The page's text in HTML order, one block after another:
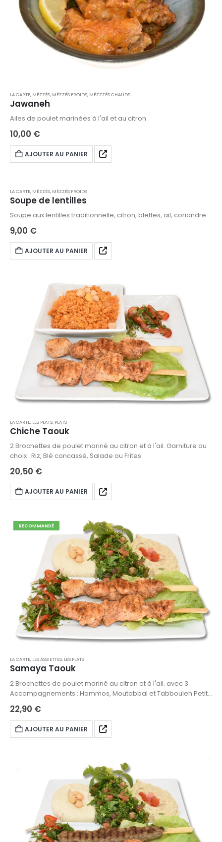
LA CARTE, MÉZZÉS, MÉZZÉS FROIDS, MÉZZZÉS CHAUDS
Jawaneh
Ailes de poulet marinées à l'ail et au citron
10,00 €
AJOUTER AU PANIER
LA CARTE, MÉZZÉS, MÉZZÉS FROIDS
Soupe de lentilles
Soupe aux lentilles traditionnelle, citron, blettes, ail, coriandre
9,00 €
AJOUTER AU PANIER
LA CARTE, LES PLATS, PLATS
Chiche Taouk
2 Brochettes de poulet mariné au citron et à l'ail. Garniture au
choix : Riz, Blé concassé, Salade ou Frites
20,50 €
AJOUTER AU PANIER
RECOMMANDÉ
LA CARTE, LES ASSIETTES, LES PLATS
Samaya Taouk
2 Brochettes de poulet mariné au citron et à l'ail. avec 3
Accompagnements : Hommos, Moutabbal et Tabbouleh Petit
pot de sauce a l’ail. Petit sachet de pain inclut
22,90 €
AJOUTER AU PANIER